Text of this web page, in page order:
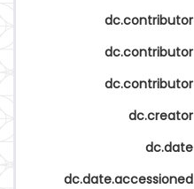
dc.contributor
dc.contributor
dc.contributor
dc.creator
dc.date
dc.date.accessioned